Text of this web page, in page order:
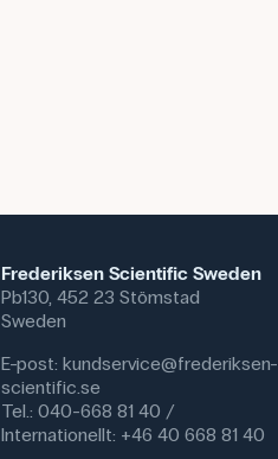
Frederiksen Scientific Sweden
Pb130, 452 23 Stömstad
Sweden
E-post: kundservice@frederiksen-
scientific.se
Tel.: 040-668 81 40 /
Internationellt: +46 40 668 81 40